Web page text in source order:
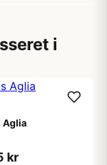
i
Aglia
kr